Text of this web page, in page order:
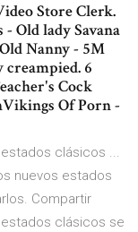
Store Clerk.
Old lady Savana
Nanny - 5M
creampied. 6
Cock
Of Porn -
clásicos ...
nuevos estados
Compartir
clásicos se